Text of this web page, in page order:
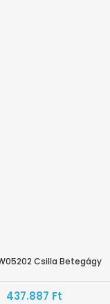
Csilla Betegágy
437.887 Ft